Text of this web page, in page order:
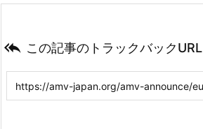
 この記事のトラックバックURL